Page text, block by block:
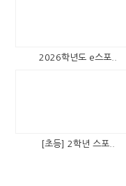
2026학년도 e스포..
[초등] 2학년 스포..